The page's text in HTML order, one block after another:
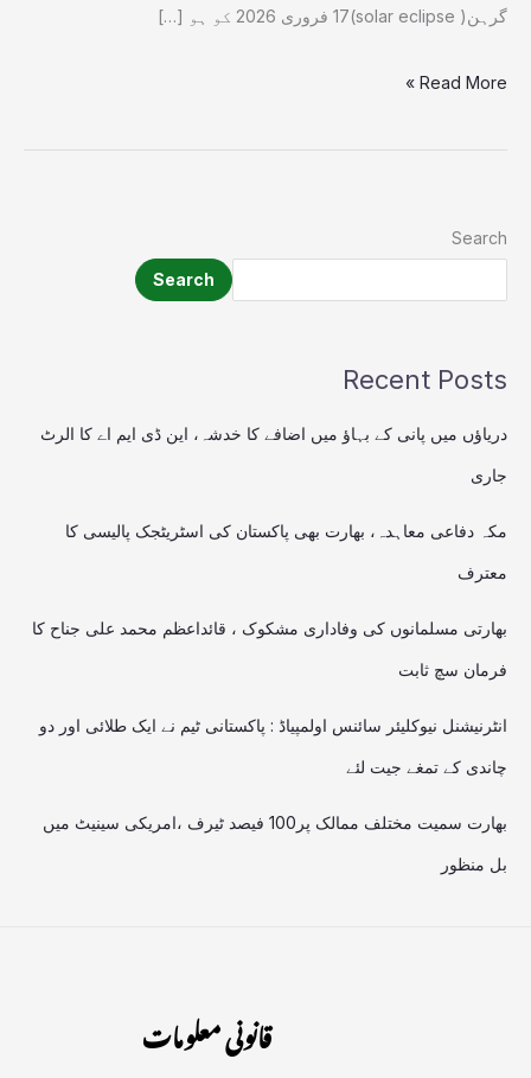
گرہن( solar eclipse)17 فروری 2026 کو ہو […]
Read More »
Search
Search
Recent Posts
دریاؤں میں پانی کے بہاؤ میں اضافے کا خدشہ، این ڈی ایم اے کا الرٹ
جاری
مکہ دفاعی معاہدہ، بھارت بھی پاکستان کی اسٹریٹجک پالیسی کا
معترف
بھارتی مسلمانوں کی وفاداری مشکوک ، قائداعظم محمد علی جناح کا
فرمان سچ ثابت
انٹرنیشنل نیوکلیئر سائنس اولمپیاڈ : پاکستانی ٹیم نے ایک طلائی اور دو
چاندی کے تمغے جیت لئے
بھارت سمیت مختلف ممالک پر100 فیصد ٹیرف ،امریکی سینیٹ میں
بل منظور
قانونی معلومات